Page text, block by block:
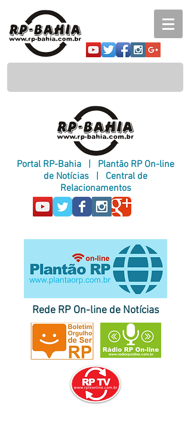
Portal RP-Bahia | Plantão RP On-line
de Notícias | Central de
Relacionamentos
página inicial do Plantão RP|
destaques|
|correspondentes
no Brasil e no exterior
Rede RP On-line de Notícias